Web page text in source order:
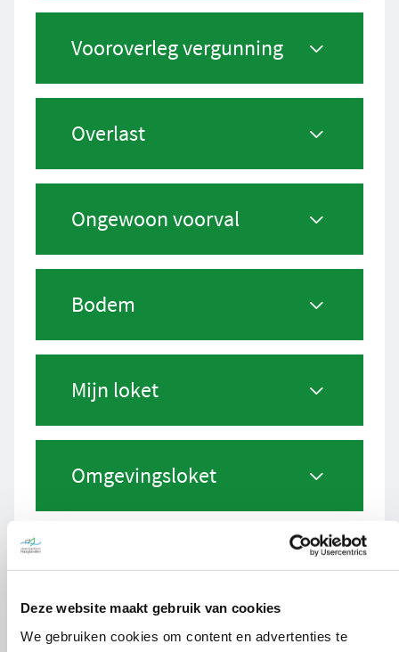
Deze website maakt gebruik van cookies
We gebruiken cookies om content en advertenties te
Vooroverleg vergunning
Overlast
Ongewoon voorval
Bodem
Mijn loket
Omgevingsloket
Vuurwerkverkoopvergunni